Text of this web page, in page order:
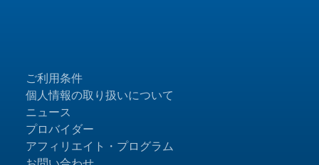
ご利用条件
個人情報の取り扱いについて
ニュース
プロバイダー
アフィリエイト・プログラム